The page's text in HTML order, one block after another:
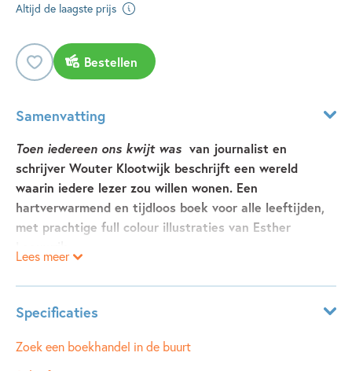
Altijd de laagste prijs
Bestellen
Samenvatting
Toen iedereen ons kwijt was van journalist en
schrijver Wouter Klootwijk beschrijft een wereld
waarin iedere lezer zou willen wonen. Een
hartverwarmend en tijdloos boek voor alle leeftijden,
met prachtige full colour illustraties van Esther
Klootwijk, waarin een wereld wordt beschreven waar iedere
lezer graag zou willen wonen. Soms brengt een ongeluk
Lees meer
Specificaties
ISBN: 9789025888633
Zoek een boekhandel in de buurt